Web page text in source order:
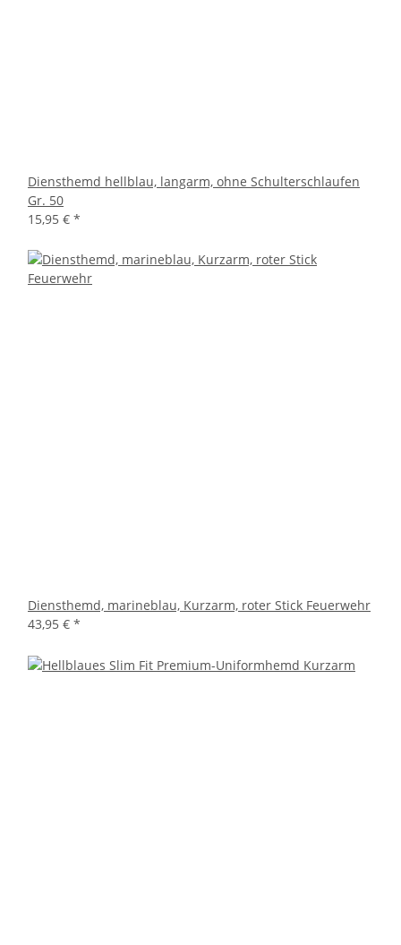
Diensthemd hellblau, langarm, ohne Schulterschlaufen
Gr. 50
15,95 € *
Diensthemd, marineblau, Kurzarm, roter Stick Feuerwehr
43,95 € *